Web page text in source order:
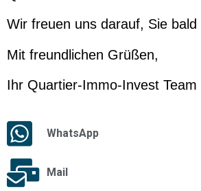
Wir freuen uns darauf, Sie
Mit freundlichen Grüßen,
Ihr Quartier-Immo-Invest Team
WhatsApp
Mail